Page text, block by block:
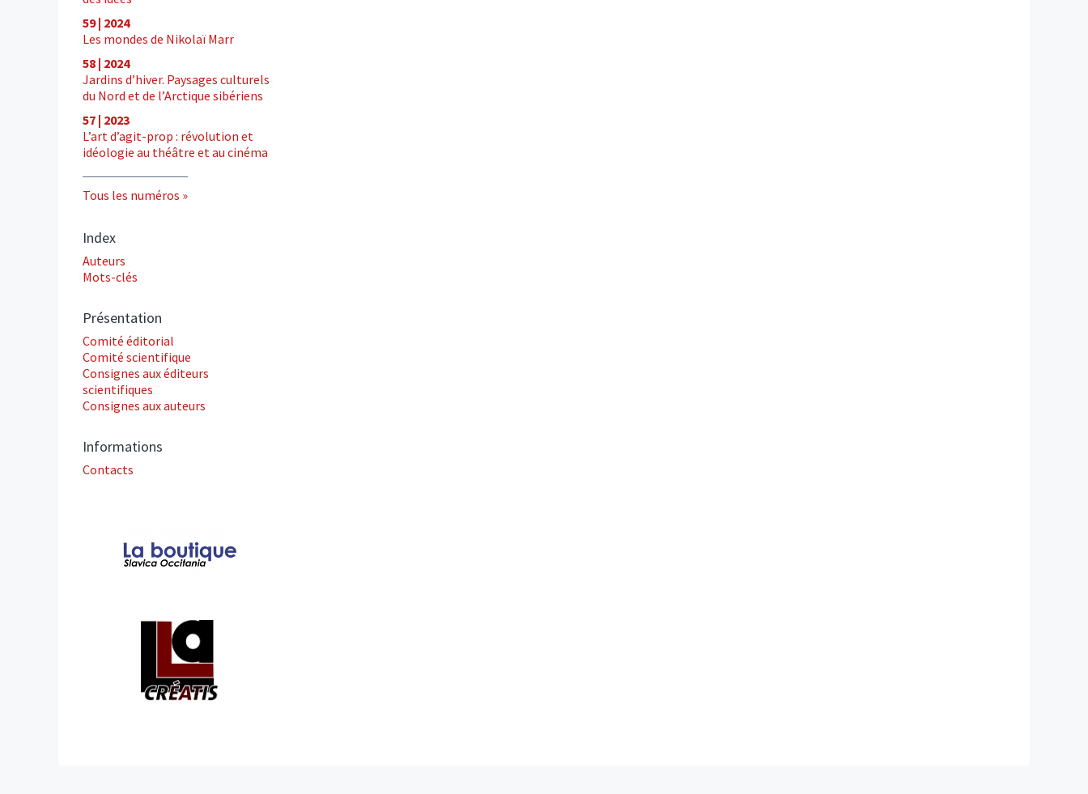
59 | 2024
Les mondes de Nikolaï Marr
58 | 2024
Jardins d’hiver. Paysages culturels
du Nord et de l’Arctique sibériens
57 | 2023
L’art d’agit-prop : révolution et
idéologie au théâtre et au cinéma
Tous les numéros
Index
Auteurs
Mots-clés
Présentation
Comité éditorial
Comité scientifique
Consignes aux éditeurs
scientifiques
Consignes aux auteurs
Informations
Contacts